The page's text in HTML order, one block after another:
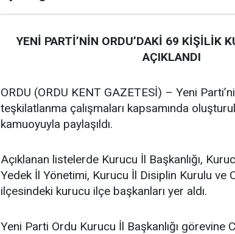
YENİ PARTİ’NİN ORDU’DAKİ 69 KİŞİLİK
AÇIKLANDI
ORDU (ORDU KENT GAZETESİ) – Yeni
teşkilatlanma çalışmaları kapsamında
kamuoyuyla paylaşıldı.
Açıklanan listelerde Kurucu İl Başkanlığı,
Yedek İl Yönetimi, Kurucu İl Disiplin Kurulu ve
ilçesindeki kurucu ilçe başkanları yer aldı.
Yeni Parti Ordu Kurucu İl Başkanlığı görevine